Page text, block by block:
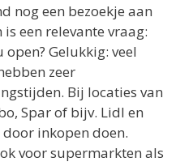
nog een bezoekje aan
een relevante vraag:
Gelukkig: veel
zeer
Bij locaties van
Spar of bijv. Lidl en
inkopen doen.
voor supermarkten als